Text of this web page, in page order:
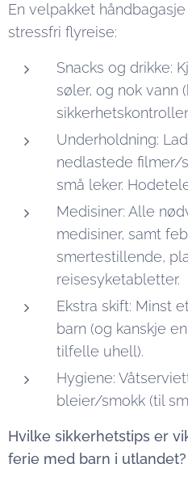
En velpakket
stressfri flyreise:
Snacks og drikke:
søler, og nok vann
Underholdning:
nedlastede filmer/
små leker.
Medisiner: Alle
medisiner, samt
smertestillende,
reisesyketabletter.
Ekstra skift: Minst
barn (og kanskje
tilfelle uhell).
Hygiene:
bleier/smokk (til
Hvilke sikkerhetstips er
ferie med barn i utlandet?